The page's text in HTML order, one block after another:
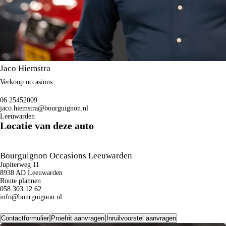
Jaco Hiemstra
Verkoop occasions
06 25452009
jaco.hiemstra@bourguignon.nl
Leeuwarden
Locatie van deze auto
Bourguignon Occasions Leeuwarden
Jupiterweg 11
8938 AD Leeuwarden
Route plannen
058 303 12 62
info@bourguignon.nl
Contactformulier Proefrit aanvragen Inruilvoorstel aanvragen